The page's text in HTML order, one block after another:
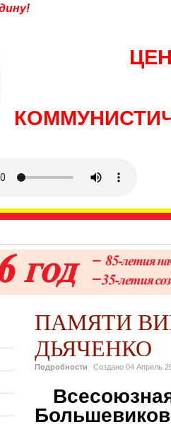
ПАМЯТИ
ДЬЯЧЕНКО
Подробности Создано 04 Апрель